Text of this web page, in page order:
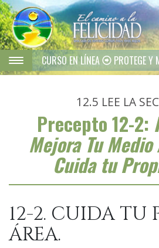
CURSO EN LÍNEA PROTEGE Y
12.5 LEE LA
Precepto 12-2:
Mejora Tu
Cuida tu
12-2. CUIDA TU
ÁREA.